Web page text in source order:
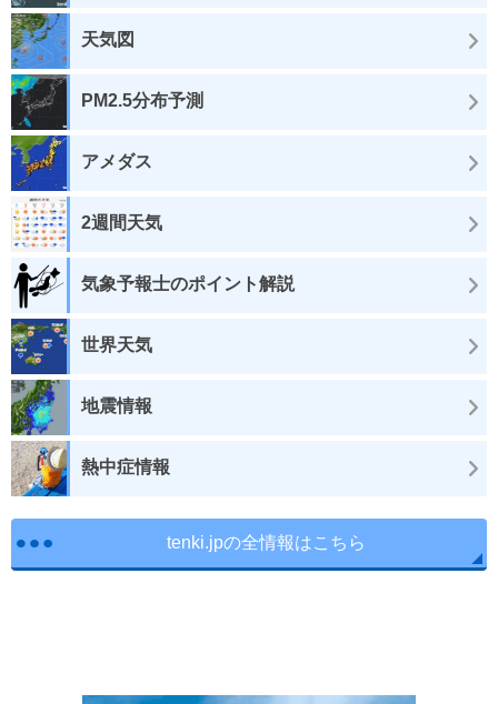
天気図
PM2.5分布予測
アメダス
2週間天気
気象予報士のポイント解説
世界天気
地震情報
熱中症情報
tenki.jpの全情報はこちら